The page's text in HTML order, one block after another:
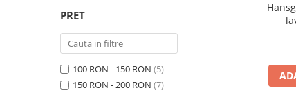
Pompe de Circulatie
Pompe Blau Technik
Pompe Grundfos Alpha
Pompe Grundfos Magna
Pompe Grundfos TP
PRET
100 RON - 150 RON (5)
150 RON - 200 RON (7)